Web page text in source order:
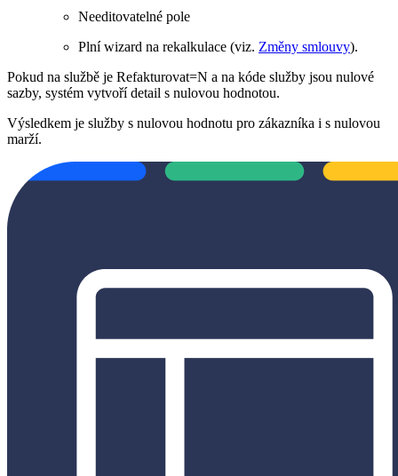
Needitovatelné pole
Plní wizard na rekalkulace (viz. Změny smlouvy).
Pokud na službě je Refakturovat=N a na kóde služby jsou nulové
sazby, systém vytvoří detail s nulovou hodnotou.
Výsledkem je služby s nulovou hodnotu pro zákazníka i s nulovou
marží.